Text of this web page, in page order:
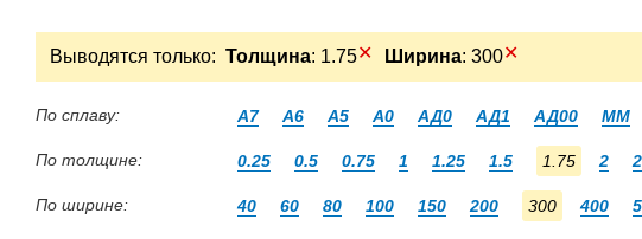
Выводятся только: Толщина: 1.75✕ Ширина: 300✕
По сплаву: А7 А6 А5 А0 АД0 АД1 АД00 ММ
По толщине: 0.25 0.5 0.75 1 1.25 1.5 1.75 2
По ширине: 40 60 80 100 150 200 300 400